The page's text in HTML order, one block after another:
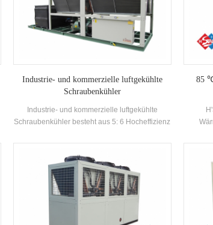
Das Gerät verfügt über 39 Standardvorgaben.
Industrie- und kommerzielle luftgekühlte
Schraubenkühler
Industrie- und kommerzielle luftgekühlte
Schraubenkühler besteht aus 5: 6 Hocheffizienz
Kondensator und Verdampfer und ausgestattet
mit Brandname Elektrische Steuerung
Komponenten, was in verschiedenen
Industriebranchen häufig verwendet werden
kann.
85
mit